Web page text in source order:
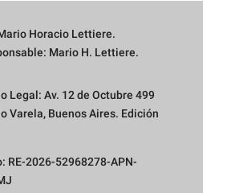
Horacio Lettiere.
Mario H. Lettiere.
Legal: Av. 12 de Octubre 499
Varela, Buenos Aires. Edición
RE-2026-52968278-APN-